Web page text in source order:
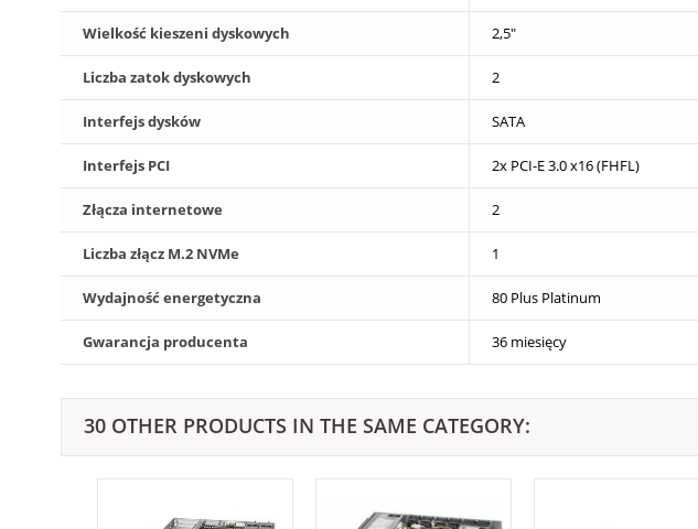
Wielkość kieszeni dyskowych 2,5"
Liczba zatok dyskowych 2
Interfejs dysków SATA
Interfejs PCI 2x PCI-E 3.0 x16 (FHFL)
Złącza internetowe 2
Liczba złącz M.2 NVMe 1
Wydajność energetyczna 80 Plus Platinum
Gwarancja producenta 36 miesięcy
30 OTHER PRODUCTS IN THE SAME CATEGORY: